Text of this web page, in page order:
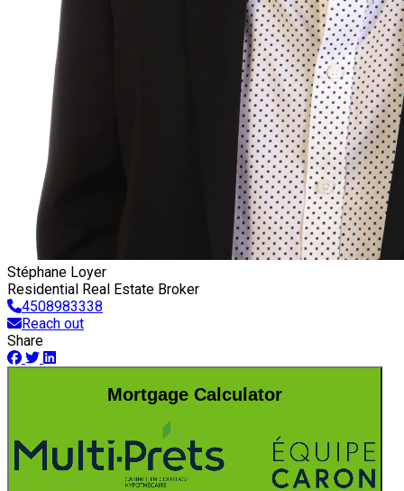
Stéphane Loyer
Residential Real Estate Broker
4508983338
Reach out
Share
Mortgage Calculator